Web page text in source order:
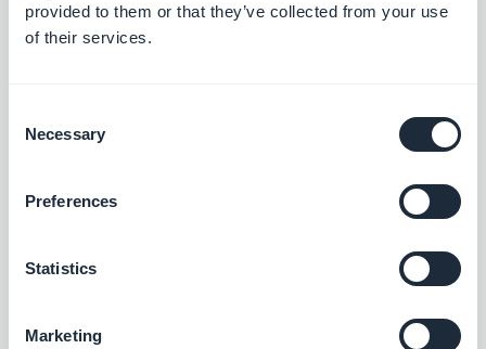
provided to them or that they’ve collected from your use
of their services.
Selection
Necessary
Preferences
Statistics
Marketing
pouvez intégrer Disqus à votre application
mobilepour gérer les commentaires et
que tous ne soient pas visibles à l'écran.
Grâce à GoodBarber, vous pouvez créer
également une PWA. Cette Progressive
naviguateurs tels que Google Chrome, et